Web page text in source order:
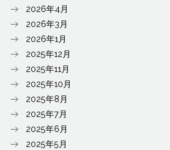
2026年4月
2026年3月
2026年1月
2025年12月
2025年11月
2025年10月
2025年8月
2025年7月
2025年6月
2025年5月